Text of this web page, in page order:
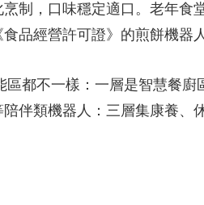
，口味穩定適口。老年食
品經營許可證》的煎餅機器
不一樣：一層是智慧餐廚
伴類機器人：三層集康養、